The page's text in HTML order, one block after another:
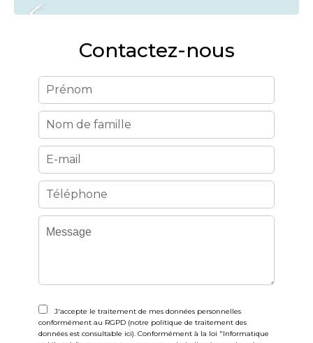
Contactez-nous
J'accepte le traitement de mes données personnelles
conformément au RGPD (notre politique de traitement des
données est consultable ici). Conformément à la loi "Informatique